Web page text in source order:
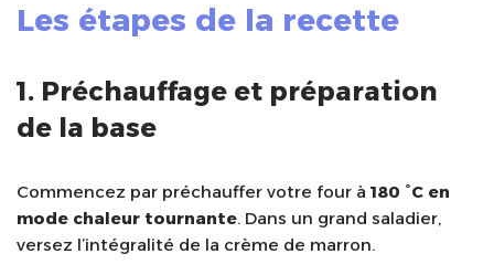
Les étapes de la recette
1. Préchauffage et préparation
de la base
Commencez par préchauffer votre four à 180 °C en
mode chaleur tournante. Dans un grand saladier,
versez l’intégralité de la crème de marron.